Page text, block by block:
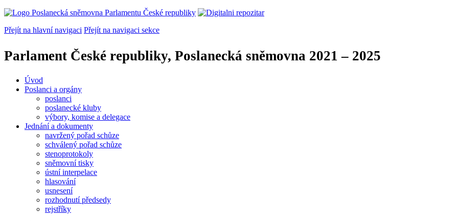
Přejít na hlavní navigaci Přejít na navigaci sekce
Parlament České republiky, Poslanecká sněmovna 2021 – 2025
Úvod
Poslanci a orgány
poslanci
poslanecké kluby
výbory, komise a delegace
Jednání a dokumenty
navržený pořad schůze
schválený pořad schůze
stenoprotokoly
sněmovní tisky
ústní interpelace
hlasování
usnesení
rozhodnutí předsedy
rejstříky